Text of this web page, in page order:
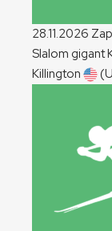
28.11.2026
Slalom gigant
Killington